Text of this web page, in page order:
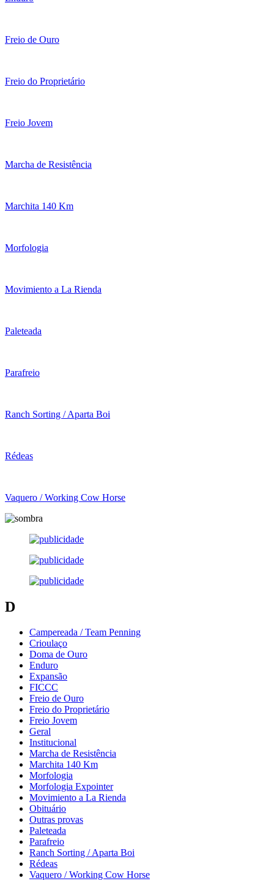
Freio de Ouro
Freio do Proprietário
Freio Jovem
Marcha de Resistência
Marchita 140 Km
Morfologia
Movimiento a La Rienda
Paleteada
Parafreio
Ranch Sorting / Aparta Boi
Rédeas
Vaquero / Working Cow Horse
D
Campereada / Team Penning
Crioulaço
Doma de Ouro
Enduro
Expansão
FICCC
Freio de Ouro
Freio do Proprietário
Freio Jovem
Geral
Institucional
Marcha de Resistência
Marchita 140 Km
Morfologia
Morfologia Expointer
Movimiento a La Rienda
Obituário
Outras provas
Paleteada
Parafreio
Ranch Sorting / Aparta Boi
Rédeas
Vaquero / Working Cow Horse